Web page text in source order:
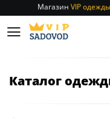
Магазин
Каталог